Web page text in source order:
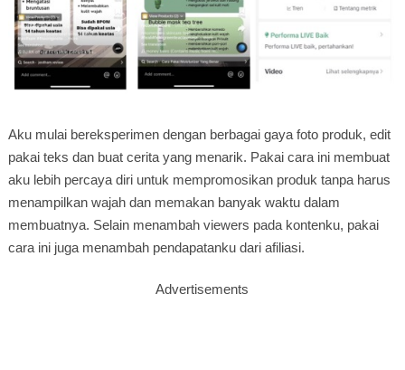
Aku mulai bereksperimen dengan berbagai gaya foto produk, edit
pakai teks dan buat cerita yang menarik. Pakai cara ini membuat
aku lebih percaya diri untuk mempromosikan produk tanpa harus
menampilkan wajah dan memakan banyak waktu dalam
membuatnya. Selain menambah viewers pada kontenku, pakai
cara ini juga menambah pendapatanku dari afiliasi.
Advertisements